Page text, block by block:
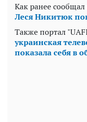
Как ранее
Леся Никитюк
Также портал
украинская
показала себя в